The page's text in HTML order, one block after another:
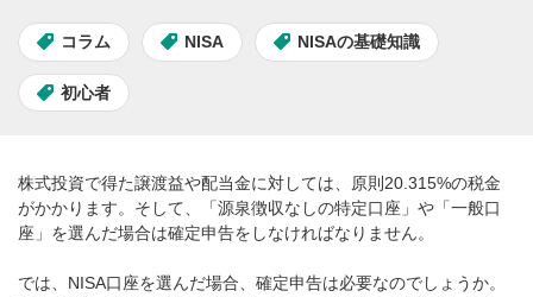
コラム NISA NISAの基礎知識
初心者
株式投資で得た譲渡益や配当金に対しては、原則20.315%の税金
がかかります。そして、「源泉徴収なしの特定口座」や「一般口
座」を選んだ場合は確定申告をしなければなりません。
では、NISA口座を選んだ場合、確定申告は必要なのでしょうか。